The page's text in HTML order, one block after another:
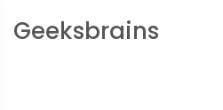
Geeksbrains